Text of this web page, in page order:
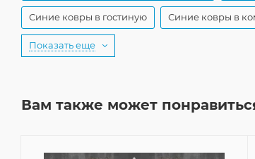
Синие ковры в гостиную Синие ковры в
Показать еще
Вам также может